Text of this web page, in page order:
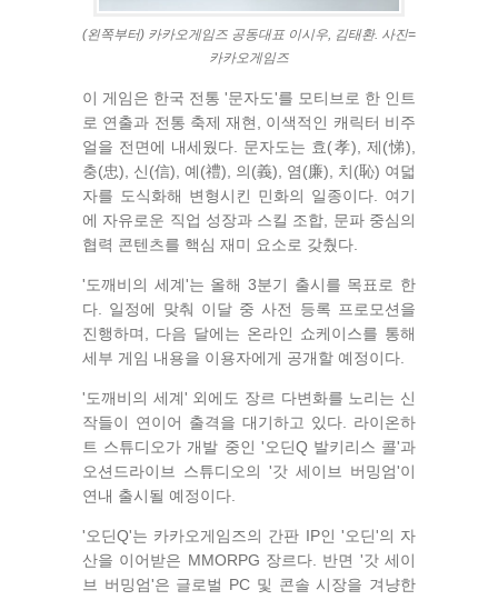
(왼쪽부터) 카카오게임즈 공동대표 이시우, 김태환. 사진=
카카오게임즈
이 게임은 한국 전통 '문자도'를 모티브로 한 인트
로 연출과 전통 축제 재현, 이색적인 캐릭터 비주
얼을 전면에 내세웠다. 문자도는 효(孝), 제(悌),
충(忠), 신(信), 예(禮), 의(義), 염(廉), 치(恥) 여덟
자를 도식화해 변형시킨 민화의 일종이다. 여기
에 자유로운 직업 성장과 스킬 조합, 문파 중심의
협력 콘텐츠를 핵심 재미 요소로 갖췄다.
'도깨비의 세계'는 올해 3분기 출시를 목표로 한
다. 일정에 맞춰 이달 중 사전 등록 프로모션을
진행하며, 다음 달에는 온라인 쇼케이스를 통해
세부 게임 내용을 이용자에게 공개할 예정이다.
'도깨비의 세계' 외에도 장르 다변화를 노리는 신
작들이 연이어 출격을 대기하고 있다. 라이온하
트 스튜디오가 개발 중인 '오딘Q 발키리스 콜'과
오션드라이브 스튜디오의 '갓 세이브 버밍엄'이
연내 출시될 예정이다.
'오딘Q'는 카카오게임즈의 간판 IP인 '오딘'의 자
산을 이어받은 MMORPG 장르다. 반면 '갓 세이
브 버밍엄'은 글로벌 PC 및 콘솔 시장을 겨냥한